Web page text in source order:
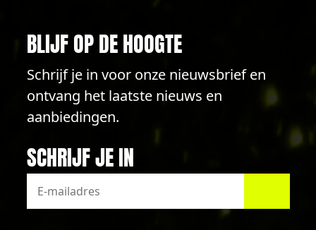
BLIJF OP DE HOOGTE
Schrijf je in voor onze nieuwsbrief en
ontvang het laatste nieuws en
aanbiedingen.
SCHRIJF JE IN